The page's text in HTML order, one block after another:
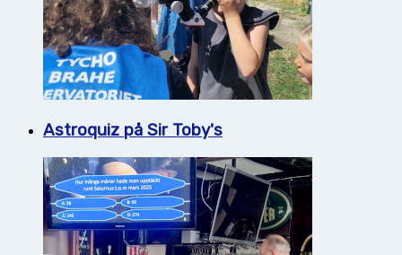
Astroquiz på Sir Toby's